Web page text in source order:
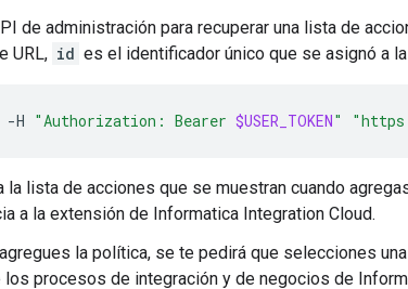
de administración para recuperar una lista de
URL, id es el identificador único que se asignó a
-H "Authorization: Bearer $USER_TOKEN"
la lista de acciones que se muestran cuando
a la extensión de Informatica Integration Cloud.
la política, se te pedirá que selecciones
los procesos de integración y de negocios de